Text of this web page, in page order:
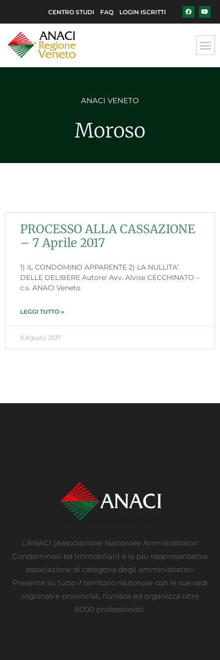
CENTRO STUDI FAQ LOGIN ISCRITTI
ANACI VENETO
Moroso
PROCESSO ALLA CASSAZIONE
– 7 Aprile 2017
1) IL CONDOMINO APPARENTE 2) LA NULLITA’
DELLE DELIBERE Autore: Avv. Alvise CECCHINATO –
c.s. ANACI Veneto
LEGGI TUTTO »
9 Agosto 2017
L’ANACI (Associazione Nazionale Amministratori
Condominiali ed Immobiliari) è la più rappresentativa
associazione di categoria degli amministratori.
Presente su tutto il territorio nazionale con le sue sedi
regionali e provinciali, riunisce ed organizza oltre
8000 professionisti.